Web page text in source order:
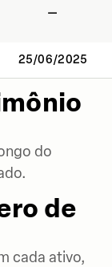
—
25/06/2025
do
de
cada ativo,